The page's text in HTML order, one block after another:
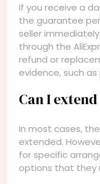
If you receive a
the guarantee
seller
through the
refund or
evidence, such
Can I
In most cases,
extended.
for specific
options that they